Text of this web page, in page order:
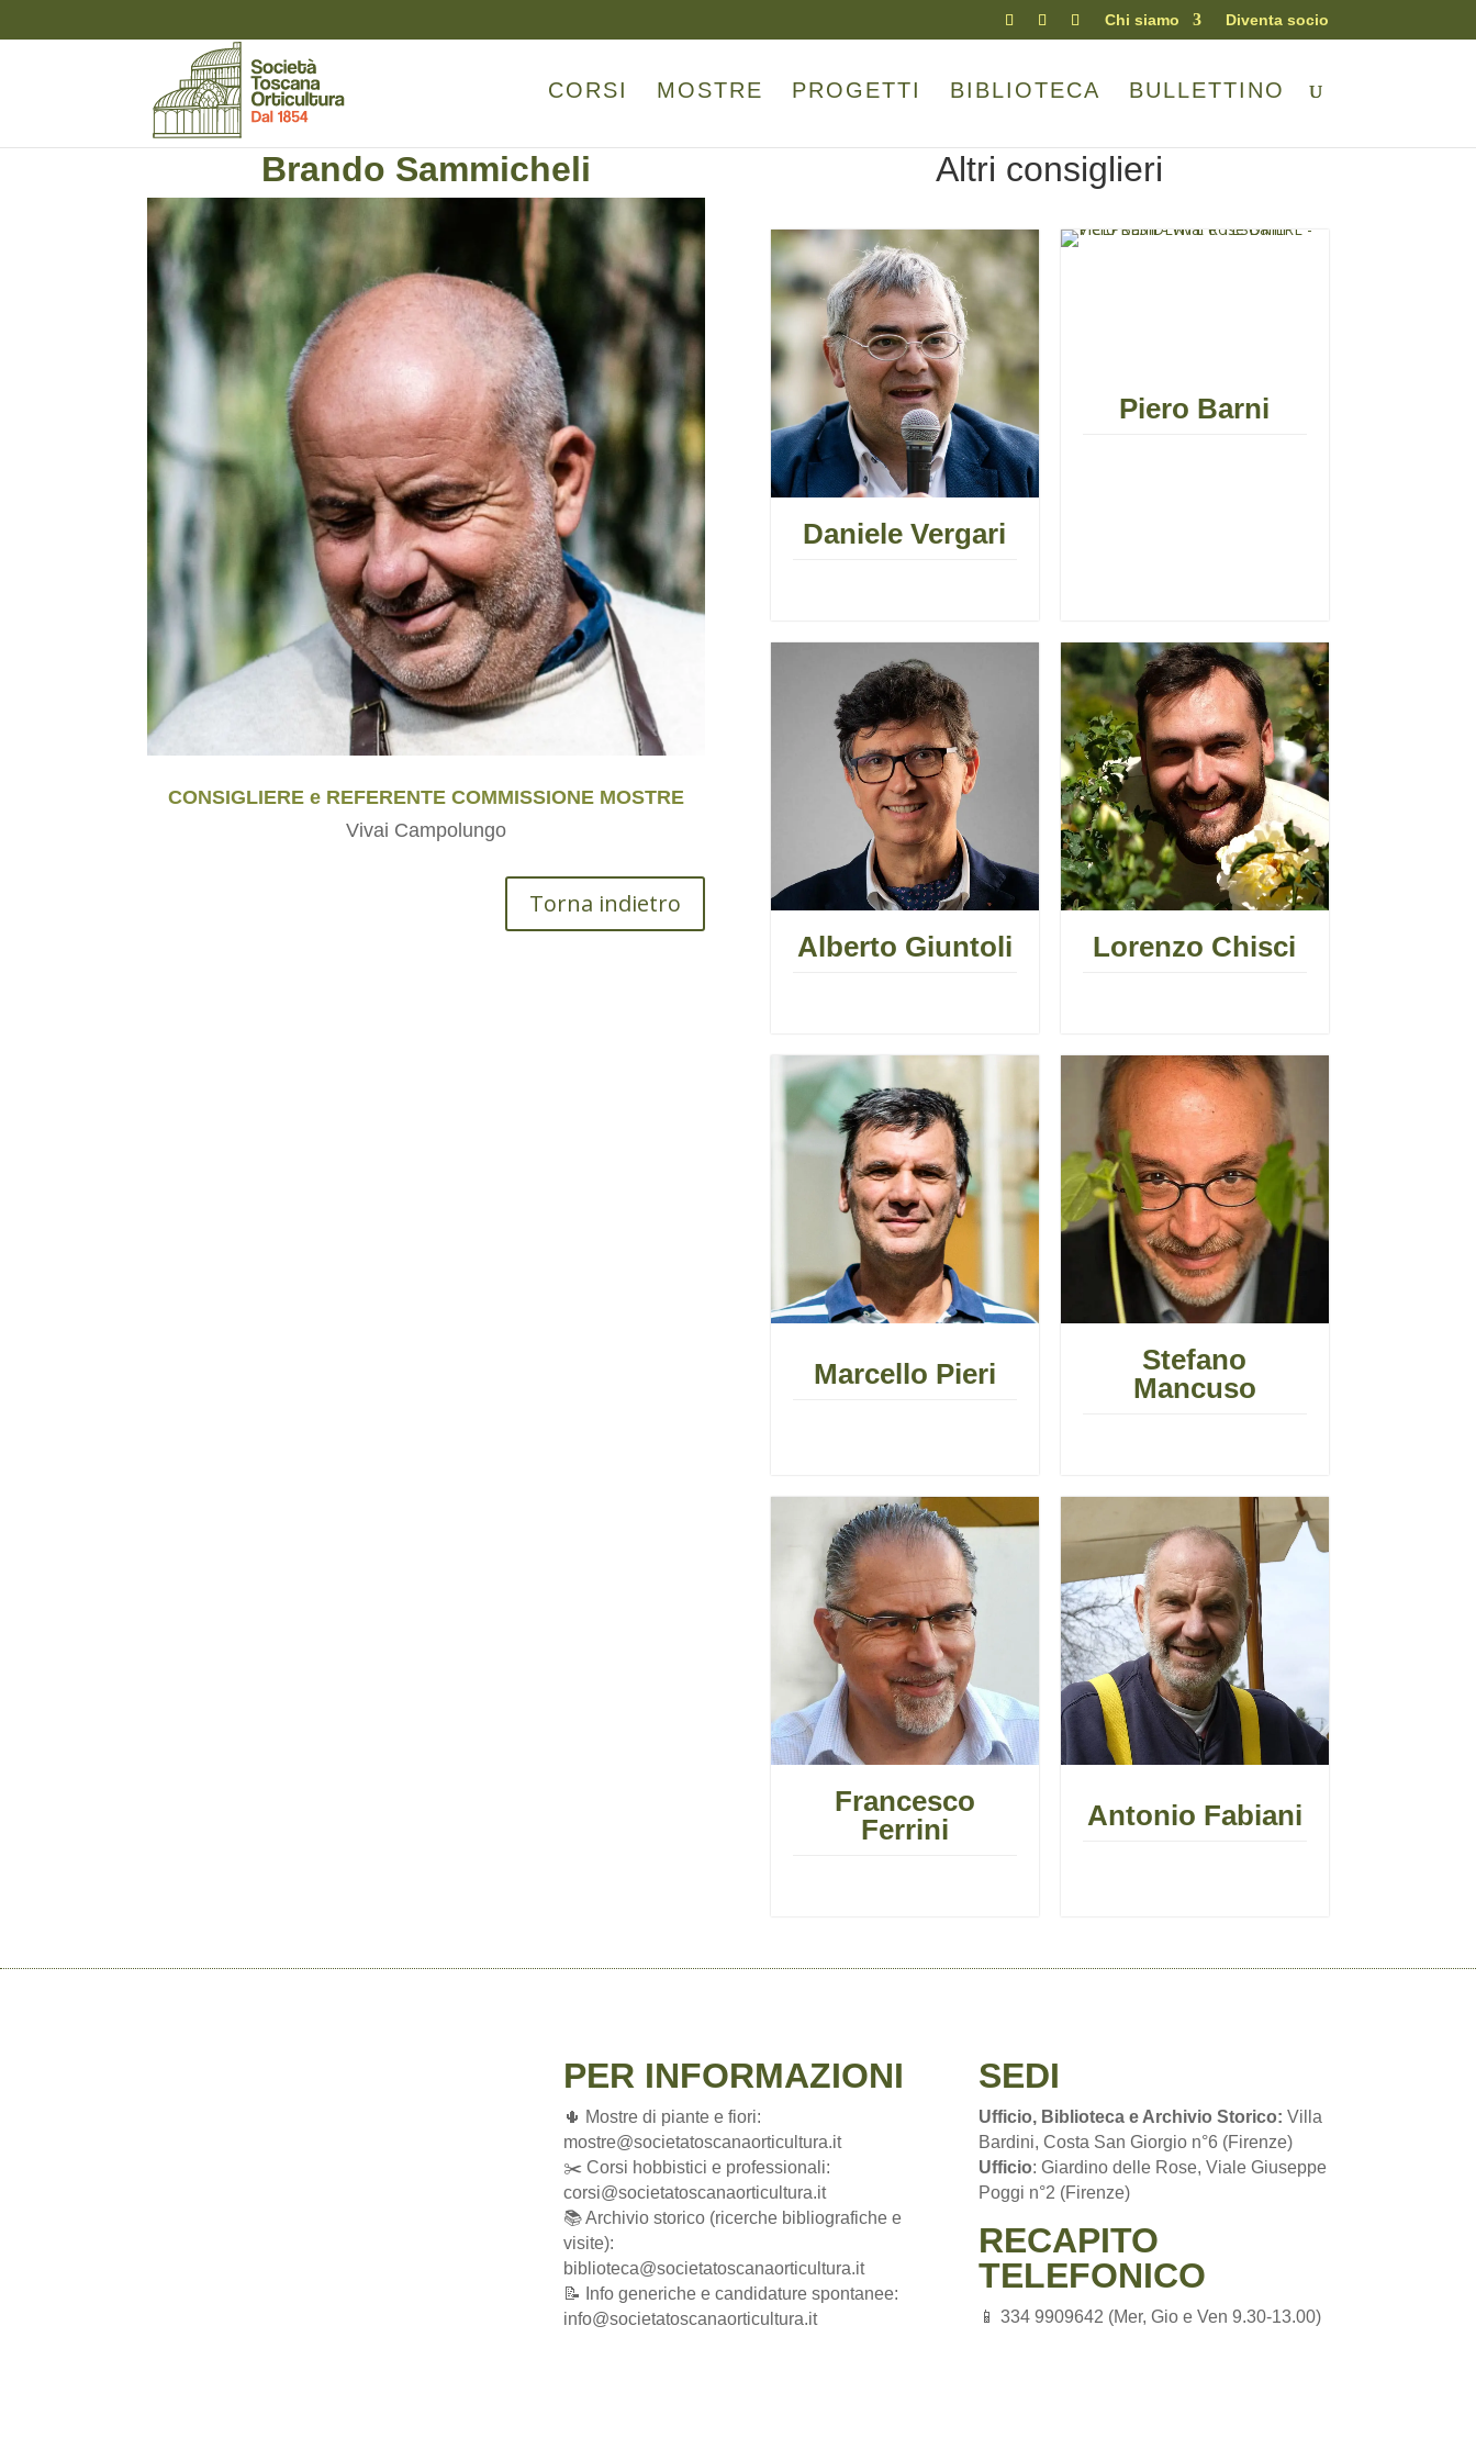
Chi siamo Diventa socio
CORSI MOSTRE PROGETTI BIBLIOTECA BULLETTINO
Brando Sammicheli
CONSIGLIERE e REFERENTE COMMISSIONE MOSTRE
Vivai Campolungo
Torna indietro
Altri consiglieri
Daniele Vergari
Piero Barni
Alberto Giuntoli Lorenzo Chisci
Marcello Pieri
Stefano
Mancuso
Francesco
Ferrini
Antonio Fabiani
PER INFORMAZIONI
🌵 Mostre di piante e fiori:
mostre@societatoscanaorticultura.it
✂️ Corsi hobbistici e professionali:
corsi@societatoscanaorticultura.it
📚 Archivio storico (ricerche bibliografiche e
visite):
biblioteca@societatoscanaorticultura.it
📝 Info generiche e candidature spontanee:
info@societatoscanaorticultura.it
SEDI
Ufficio, Biblioteca e Archivio Storico: Villa
Bardini, Costa San Giorgio n°6 (Firenze)
Ufficio: Giardino delle Rose, Viale Giuseppe
Poggi n°2 (Firenze)
RECAPITO
TELEFONICO
📱 334 9909642 (Mer, Gio e Ven 9.30-13.00)